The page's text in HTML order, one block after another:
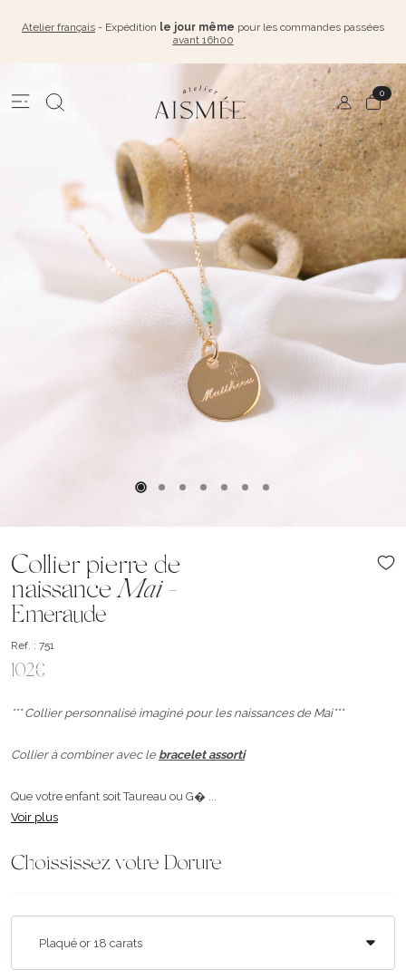
Atelier français - Expédition le jour même pour les commandes passées
avant 16h00
0
Collier pierre de
naissanceMai-
Emeraude
Ref. : 751
102€
*** Collier personnalisé imaginé pour les naissances de Mai***
Collier à combiner avec le bracelet assorti
Que votre enfant soit Taureau ou G� ...
Voir plus
Choississez votre Dorure